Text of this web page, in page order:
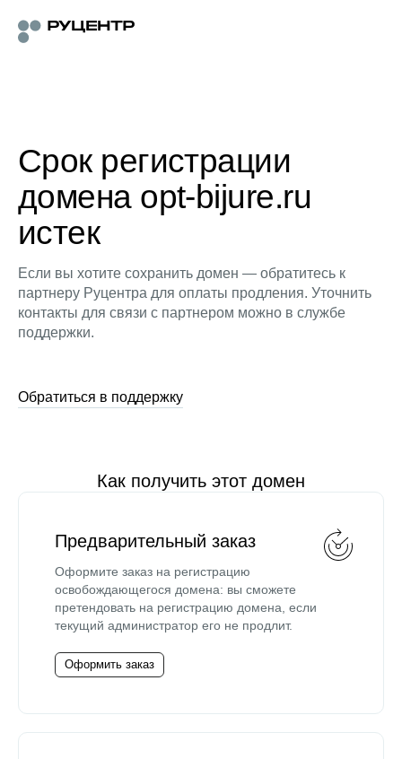
Срок регистрации
домена opt-bijure.ru
истек
Если вы хотите сохранить домен — обратитесь к
партнеру Руцентра для оплаты продления. Уточнить
контакты для связи с партнером можно в службе
поддержки.
Обратиться в поддержку
Как получить этот домен
Предварительный заказ
Оформите заказ на регистрацию
освобождающегося домена: вы сможете
претендовать на регистрацию домена, если
текущий администратор его не продлит.
Оформить заказ